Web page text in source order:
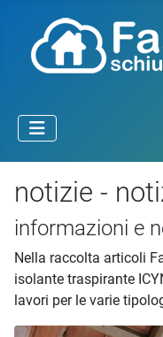
notizie -
informazioni e
Nella raccolta articoli
isolante traspirante
lavori per le varie